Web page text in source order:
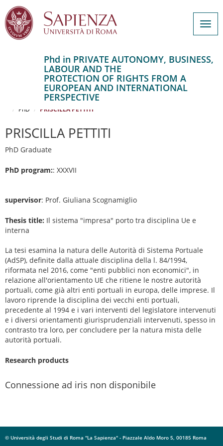
Phd in PRIVATE AUTONOMY, BUSINESS,
LABOUR AND THE
PROTECTION OF RIGHTS FROM A
EUROPEAN AND INTERNATIONAL
PERSPECTIVE
PRIVATE AUTONOMY, BUSINESS, LABOUR AND THE PROTECTION OF
RIGHTS FROM A EUROPEAN AND INTERNATIONAL PERSPECTIVE
PhD
PRISCILLA PETTITI
PRISCILLA PETTITI
PhD Graduate
PhD program:: XXXVII
supervisor: Prof. Giuliana Scognamiglio
Thesis title: Il sistema "impresa" porto tra disciplina Ue e
interna
La tesi esamina la natura delle Autorità di Sistema Portuale
(AdSP), definite dalla attuale disciplina della l. 84/1994,
riformata nel 2016, come "enti pubblici non economici", in
relazione all'orientamento UE che ritiene le nostre autorità
portuali, come già altri enti portuali in europa, delle imprese. Il
lavoro riprende la disciplina dei vecchi enti portuali,
precedente al 1994 e i vari interventi del legislatore intervenuti
e i diversi orientamenti giurisprudenziali intervenuti, spesso in
contrasto tra loro, per concludere per la natura mista delle
autorità portuali.
Research products
Connessione ad iris non disponibile
© Università degli Studi di Roma "La Sapienza" - Piazzale Aldo Moro 5, 00185 Roma